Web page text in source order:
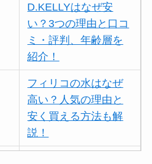
D.KELLYはなぜ安
い？3つの理由と口コ
ミ・評判、年齢層を
紹介！
フィリコの水はなぜ
高い？人気の理由と
安く買える方法も解
説！